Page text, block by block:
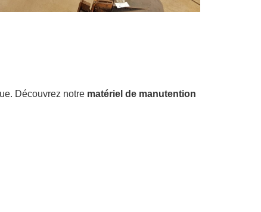
Découvrez notre matériel de manutention